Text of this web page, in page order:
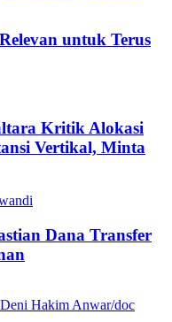
untuk Terus
Kritik Alokasi
Vertikal, Minta
Dana Transfer